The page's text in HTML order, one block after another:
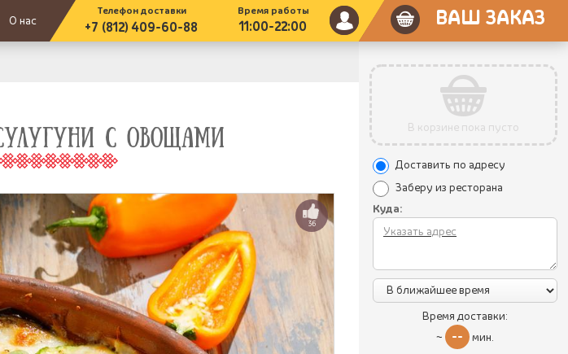
О нас
Телефон доставки
+7 (812) 409-60-88
Время работы
11:00-22:00 ВАШ ЗАКАЗ
С ОВОЩАМИ
36
В корзине пока пусто
Доставить по адресу
Заберу из ресторана
Куда:
Время доставки:
~
-- мин.